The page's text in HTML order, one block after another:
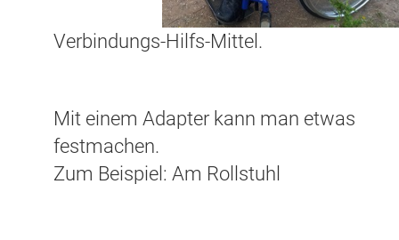
Verbindungs-Hilfs-Mittel.
Mit einem Adapter kann man etwas
festmachen.
Zum Beispiel: Am Rollstuhl